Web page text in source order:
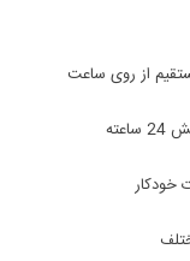
از روی ساعت